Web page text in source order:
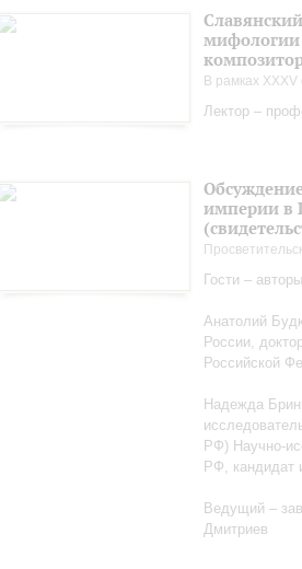
мифологии
В рамках
Лектор –
империи в
Гости –
Анатолий
России,
Российской
Надежда
РФ) Научно-
РФ, кандидат
Ведущий –
Дмитриев